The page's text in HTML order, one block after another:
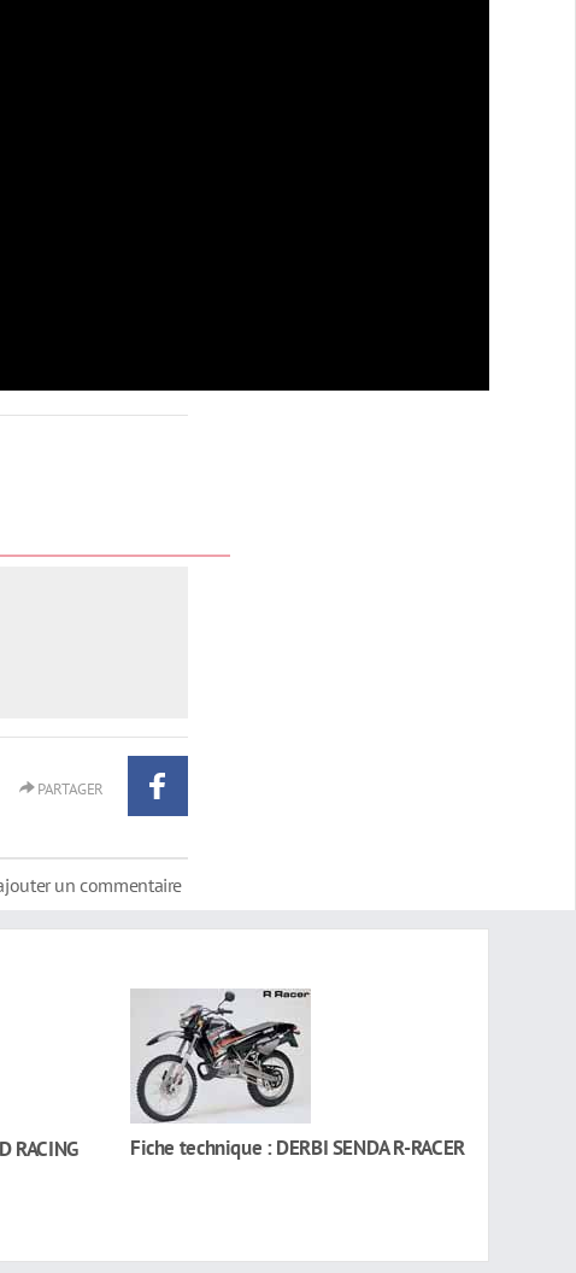
PARTAGER
un commentaire
RACING
Fiche technique : DERBI SENDA R-RACER